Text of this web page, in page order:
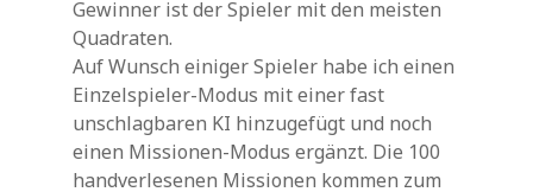
Gewinner ist der Spieler mit den meisten
Quadraten.
Auf Wunsch einiger Spieler habe ich einen
Einzelspieler-Modus mit einer fast
unschlagbaren KI hinzugefügt und noch
einen Missionen-Modus ergänzt. Die 100
handverlesenen Missionen kommen zum